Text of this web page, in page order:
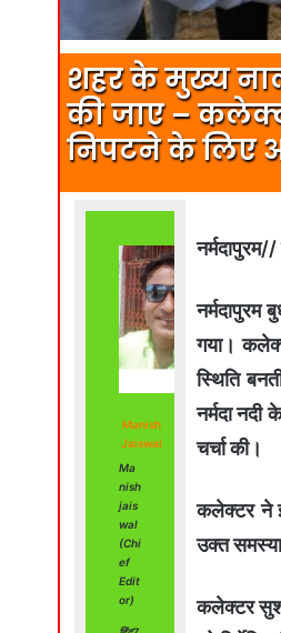
शहर के मुख्य
की जाए –
निपटने के लिए
Manish
Jaiswal
Ma
nish
jais
wal
(Chi
ef
Edit
or)
नर्मदापुरम
गया।
स्थिति
नर्मदा
चर्चा की।
कलेक्टर ने
उक्त
कलेक्टर